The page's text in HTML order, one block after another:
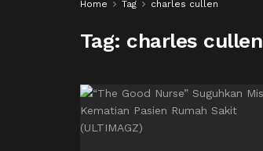
Home Tag charles cullen
Tag: charles cullen